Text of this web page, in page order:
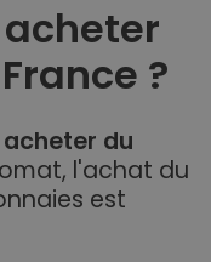
?
du
l'achat du
est